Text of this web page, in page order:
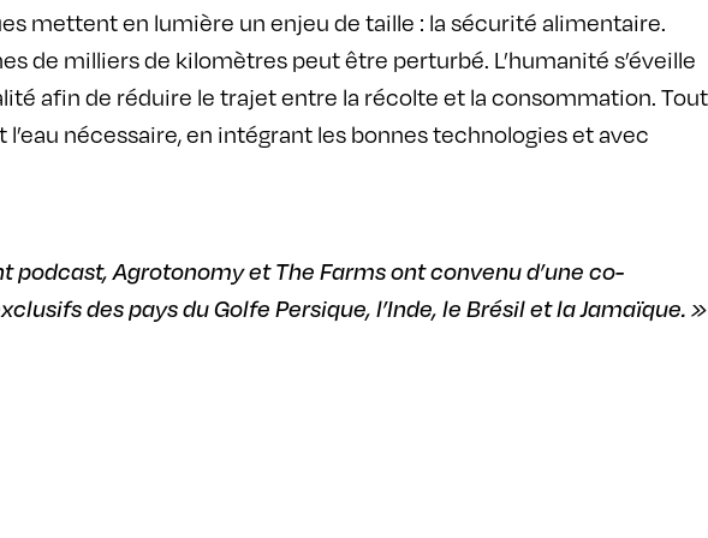
mettent en lumière un enjeu de taille : la sécurité alimentaire.
de milliers de kilomètres peut être perturbé. L’humanité s’éveille
afin de réduire le trajet entre la récolte et la consommation. Tout
nécessaire, en intégrant les bonnes technologies et avec
Agrotonomy et The Farms ont convenu d’une co-
des pays du Golfe Persique, l’Inde, le Brésil et la Jamaïque. »